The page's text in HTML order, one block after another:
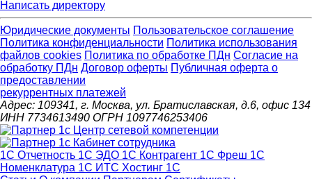
Написать директору
Юридические документы Пользовательское соглашение
Политика конфиденциальности Политика использования
файлов cookies Политика по обработке ПДн Cогласие на
обработку ПДн Договор оферты Публичная оферта о
предоставлении
рекуррентных платежей
Адрес: 109341, г. Москва, ул. Братиславская, д.6, офис 134
ИНН 7734613490 ОГРН 1097746253406
1С Отчетность 1С ЭДО 1С Контрагент 1С Фреш 1С
Номенклатура 1С ИТС Хостинг 1С